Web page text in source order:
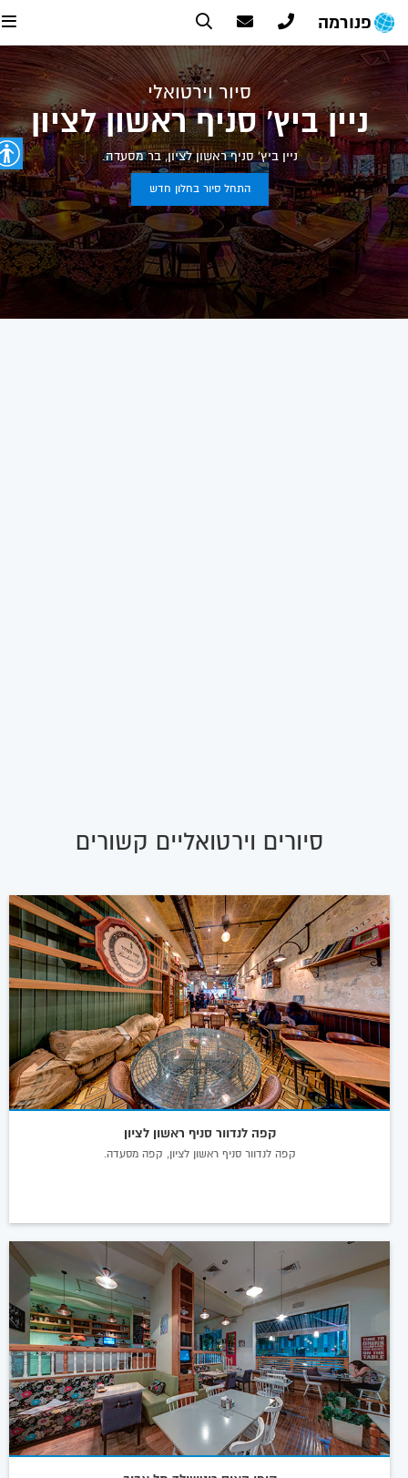
פנורמה
סיור וירטואלי
ניין ביץ' סניף ראשון לציון
ניין ביץ' סניף ראשון לציון, בר מסעדה.
התחל סיור בחלון חדש
סיורים וירטואליים קשורים
קפה לנדוור סניף ראשון לציון
קפה לנדוור סניף ראשון לציון, קפה מסעדה.